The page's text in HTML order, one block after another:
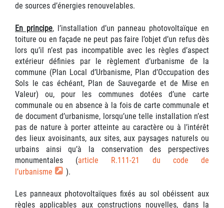
de sources d’énergies renouvelables.
En principe, l’installation d’un panneau photovoltaïque en
toiture ou en façade ne peut pas faire l’objet d’un refus dès
lors qu’il n’est pas incompatible avec les règles d’aspect
extérieur définies par le règlement d’urbanisme de la
commune (Plan Local d’Urbanisme, Plan d’Occupation des
Sols le cas échéant, Plan de Sauvegarde et de Mise en
Valeur) ou, pour les communes dotées d’une carte
communale ou en absence à la fois de carte communale et
de document d’urbanisme, lorsqu’une telle installation n’est
pas de nature à porter atteinte au caractère ou à l’intérêt
des lieux avoisinants, aux sites, aux paysages naturels ou
urbains ainsi qu’à la conservation des perspectives
monumentales (article R.111-21 du code de
l’urbanisme
).
Les panneaux photovoltaïques fixés au sol obéissent aux
règles applicables aux constructions nouvelles, dans la